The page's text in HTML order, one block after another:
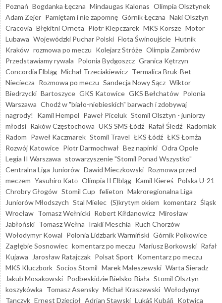
Poznań Bogdanka Łęczna Mindaugas Kalonas Olimpia Olsztynek
Adam Zejer Pamiętam i nie zapomnę Górnik Łęczna Naki Olsztyn
Cracovia Błękitni Orneta Piotr Klepczarek MKS Korsze Motor
Lubawa Wojewódzki Puchar Polski Flota Świnoujście Hutnik
Kraków rozmowa po meczu Kolejarz Stróże Olimpia Zambrów
Przedstawiamy rywala Polonia Bydgoszcz Granica Kętrzyn
Concordia Elbląg Michał Trzeciakiewicz Termalica Bruk-Bet
Nieciecza Rozmowa po meczu Sandecja Nowy Sącz Wiktor
Biedrzycki Bartoszyce GKS Katowice GKS Bełchatów Polonia
Warszawa Chodź w "biało-niebieskich" barwach i zdobywaj
nagrody!
Kamil Hempel Paweł Piceluk Stomil Olsztyn - juniorzy
młodsi Raków Częstochowa UKS SMS Łódź Rafał Śledź Radomiak
Radom Paweł Kaczmarek Stomil Travel ŁKS Łódź ŁKS Łomża
Rozwój Katowice Piotr Darmochwał Bez napinki Odra Opole
Legia II Warszawa stowarzyszenie "Stomil Ponad Wszystko"
Centralna Liga Juniorów Dawid Mieczkowski Rozmowa przed
meczem Yasuhiro Katō Olimpia II Elbląg Kamil Kiereś Polska U-21
Chrobry Głogów Stomil Cup felieton Makroregionalna Liga
Juniorów Młodszych Stal Mielec (S)krytym okiem komentarz Śląsk
Wrocław Tomasz Wełnicki Robert Kiłdanowicz Mirosław
Jabłoński Tomasz Wełna Irakli Meschia Ruch Chorzów
Wołodymyr Kowal Polonia Lidzbark Warmiński Górnik Polkowice
Zagłębie Sosnowiec komentarz po meczu Mariusz Borkowski Rafał
Kujawa
Jarosław Ratajczak Polsat Sport Komentarz po meczu
MKS Kluczbork Socios Stomil Marek Maleszewski Warta Sieradz
Jakub Mosakowski Podbeskidzie Bielsko-Biała Stomil Olsztyn -
koszykówka Tomasz Asensky Michał Kraszewski Wołodymyr
Tanczyk Ernest Dzięcioł Adrian Stawski Lukáš Kubáň Kotwica